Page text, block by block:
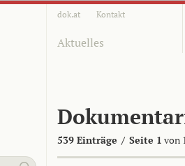
dok.at Kontakt
Aktuelles
539 Einträge / Seite 1 von